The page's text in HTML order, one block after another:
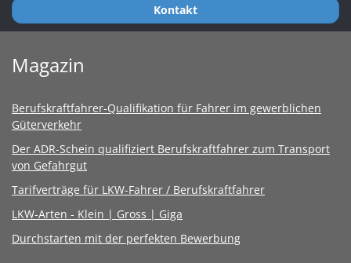
Kontakt
Magazin
Berufskraftfahrer-Qualifikation für Fahrer im gewerblichen
Güterverkehr
Der ADR-Schein qualifiziert Berufskraftfahrer zum Transport
von Gefahrgut
Tarifverträge für LKW-Fahrer / Berufskraftfahrer
LKW-Arten - Klein | Gross | Giga
Durchstarten mit der perfekten Bewerbung